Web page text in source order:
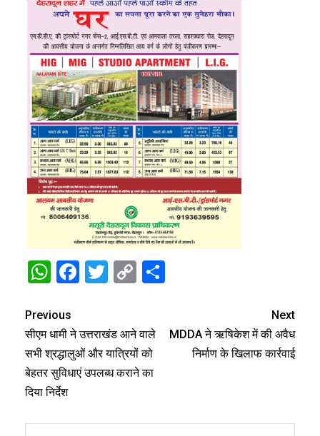
WhatsApp
Facebook
Twitter
Copy
Previous
सीएम धामी ने उत्तराखंड आने वाले
सभी श्रद्धालुओं और यात्रियों को
बेहतर सुविधाएं उपलब्ध कराने का
दिया निर्देश
Next
MDDA ने ऋषिकेश में की अवैध
निर्माण के खिलाफ कार्रवाई